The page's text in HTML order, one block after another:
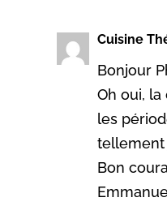
Cuisine
Bonjour
Oh oui, la
les
tellement
Bon